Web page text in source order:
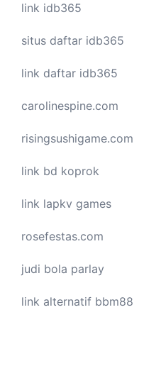
link idb365
situs daftar idb365
link daftar idb365
carolinespine.com
risingsushigame.com
link bd koprok
link lapkv games
rosefestas.com
judi bola parlay
link alternatif bbm88